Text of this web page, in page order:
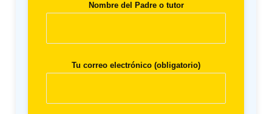
Nombre del Padre o tutor
Tu correo electrónico (obligatorio)